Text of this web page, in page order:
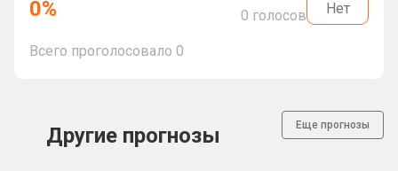
0% 0 голосов Нет
Всего проголосовало 0
Другие прогнозы Еще прогнозы